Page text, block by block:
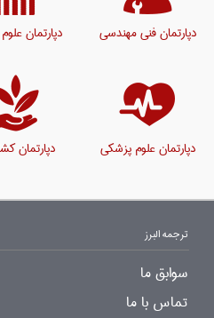
دپارتمان فنی مهندسی دپارتمان
دپارتمان علوم پزشکی دپارتمان
ترجمه البرز
سوابق ما
تماس با ما